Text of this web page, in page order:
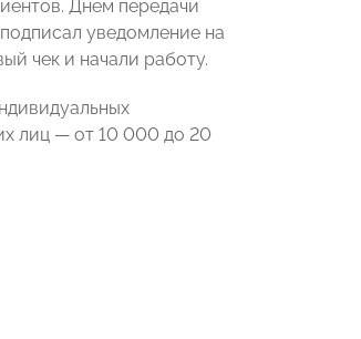
Днем передачи
уведомление на
чек и начали работу.
лиц — от 10 000 до 20